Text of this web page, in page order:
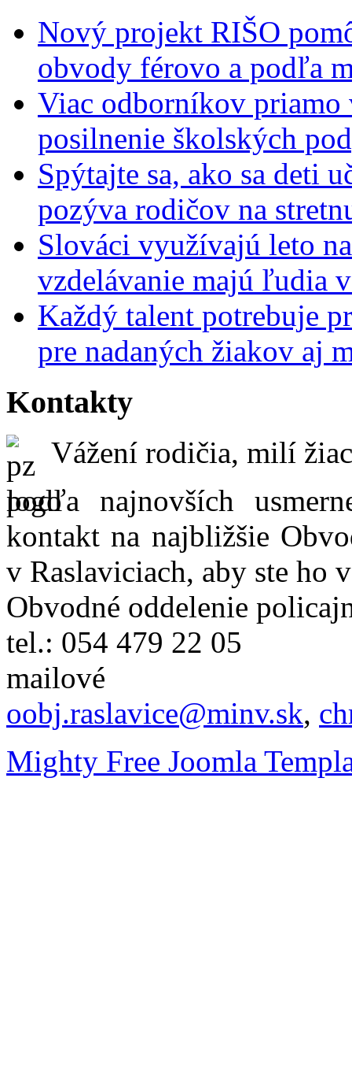
Nový projekt RIŠO
obvody férovo a podľa
Viac odborníkov priamo
posilnenie školských
Spýtajte sa, ako sa deti
pozýva rodičov na
Slováci využívajú leto
vzdelávanie majú ľudia
Každý talent potrebuje
pre nadaných žiakov aj
Kontakty
Vážení rodičia, milí
podľa najnovších
kontakt na najbližšie
v Raslaviciach, aby ste ho
Obvodné oddelenie
tel.: 054 479 22 05
oobj.raslavice@minv.sk,
Mighty Free Joomla